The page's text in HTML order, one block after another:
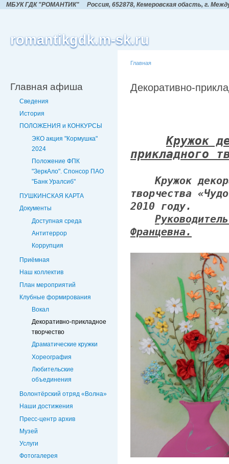
МБУК ГДК "РОМАНТИК" Россия, 652878, Кемеровская обасть, г.
romantikgdk.m-sk.ru
Главная афиша
Сведения
История
ПОЛОЖЕНИЯ и КОНКУРСЫ
ЭКО акция "Кормушка"
2024
Положение ФПК
"ЗеркАло". Спонсор ПАО
"Банк Уралсиб"
ПУШКИНСКАЯ КАРТА
Документы
Доступная среда
Антитеррор
Коррупция
Приёмная
Наш коллектив
План мероприятий
Клубные формирования
Вокал
Декоративно-прикладное
творчество
Драматические кружки
Хореография
Любительские
объединения
Волонтёрский отряд «Волна»
Наши достижения
Пресс-центр архив
Музей
Услуги
Фотогалерея
Главная
Декоративно-
Кружок
прикладного
Кружок
творчества
2010 году.
Францевна.